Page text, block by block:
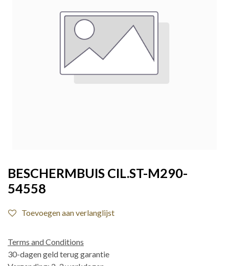
BESCHERMBUIS CIL.ST-M290-
54558
Toevoegen aan verlanglijst
Terms and Conditions
30-dagen geld terug garantie